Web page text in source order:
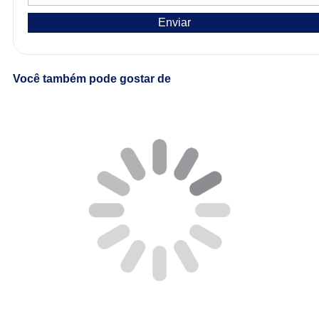
Enviar
Você também pode gostar de